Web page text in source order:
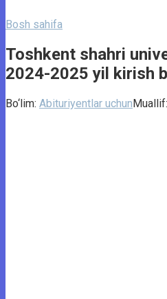
Bosh sahifa
Toshkent shahri
2024-2025 yil kirish
Bo‘lim: Abituriyentlar uchunMuallif: